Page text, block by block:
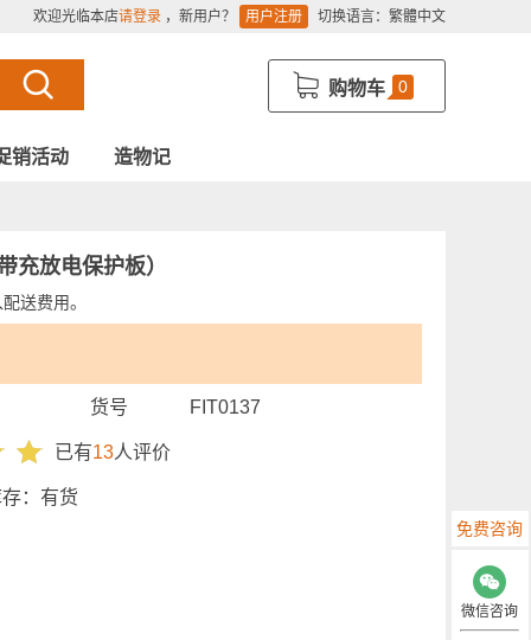
欢迎光临本店请登录 ，新用户？ 用户注册 切换语言： 繁體中文
购物车 0
销活动 造物记
充放电保护板）
送费用。
货号 FIT0137
已有13人评价
： 有货
免费咨询
微信咨询